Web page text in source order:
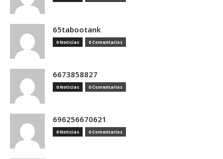
65tabootank
0 Noticias 0 Comentarios
6673858827
0 Noticias 0 Comentarios
696256670621
0 Noticias 0 Comentarios